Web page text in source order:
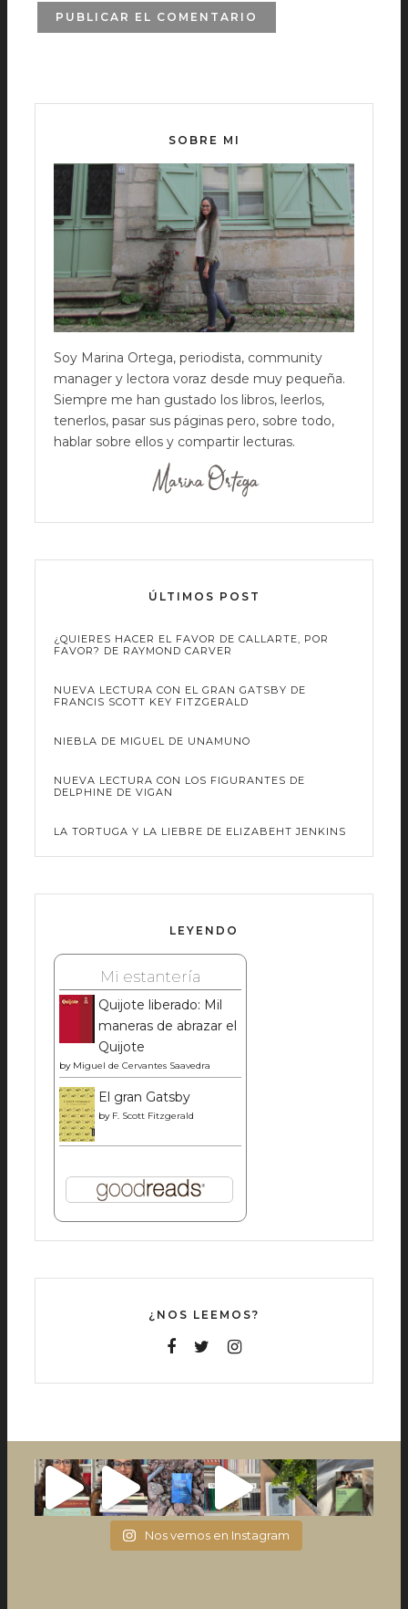
SOBRE MI
Soy Marina Ortega, periodista, community
manager y lectora voraz desde muy pequeña.
Siempre me han gustado los libros, leerlos,
tenerlos, pasar sus páginas pero, sobre todo,
hablar sobre ellos y compartir lecturas.
ÚLTIMOS POST
¿QUIERES HACER EL FAVOR DE CALLARTE, POR
FAVOR? DE RAYMOND CARVER
NUEVA LECTURA CON EL GRAN GATSBY DE
FRANCIS SCOTT KEY FITZGERALD
NIEBLA DE MIGUEL DE UNAMUNO
NUEVA LECTURA CON LOS FIGURANTES DE
DELPHINE DE VIGAN
LA TORTUGA Y LA LIEBRE DE ELIZABEHT JENKINS
LEYENDO
Mi estantería
Quijote liberado: Mil
maneras de abrazar el
Quijote
by Miguel de Cervantes Saavedra
El gran Gatsby
by F. Scott Fitzgerald
¿NOS LEEMOS?
Nos vemos en Instagram